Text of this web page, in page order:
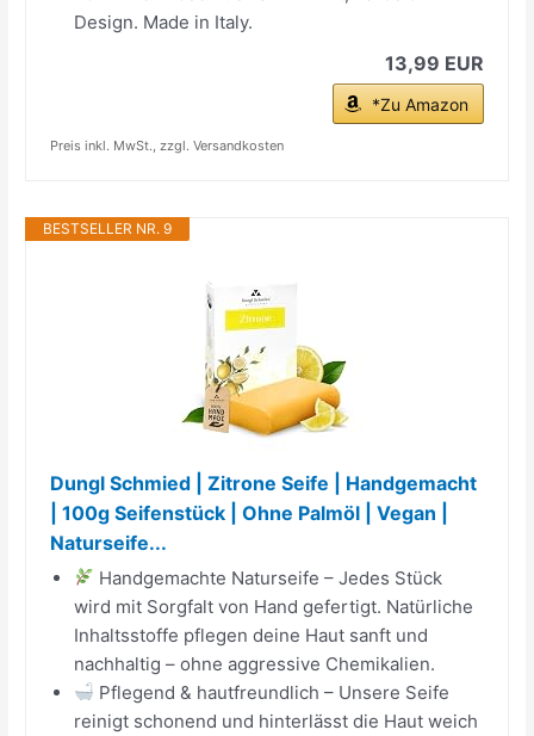
Design. Made in Italy.
13,99 EUR
*Zu Amazon
Preis inkl. MwSt., zzgl. Versandkosten
BESTSELLER NR. 9
Dungl Schmied | Zitrone Seife | Handgemacht
| 100g Seifenstück | Ohne Palmöl | Vegan |
Naturseife...
Handgemachte Naturseife – Jedes Stück
wird mit Sorgfalt von Hand gefertigt. Natürliche
Inhaltsstoffe pflegen deine Haut sanft und
nachhaltig – ohne aggressive Chemikalien.
Pflegend & hautfreundlich – Unsere Seife
reinigt schonend und hinterlässt die Haut weich